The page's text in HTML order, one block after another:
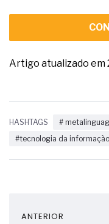
Artigo atualizado em
HASHTAGS #
#tecnologia da informação
ANTERIOR